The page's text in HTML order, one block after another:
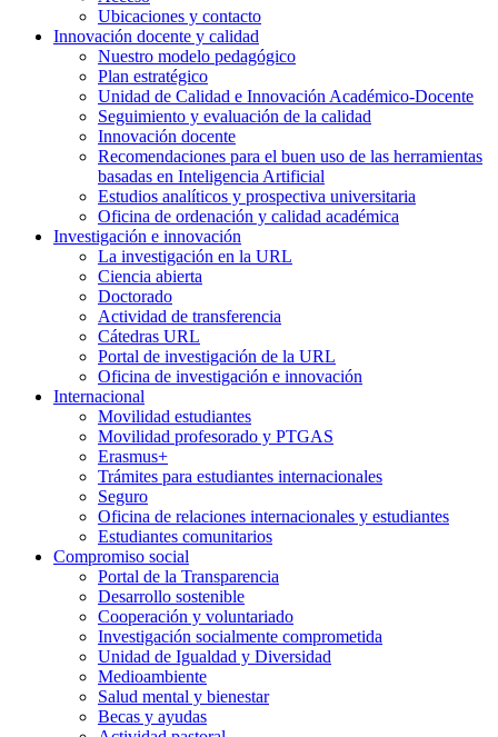
Ubicaciones y contacto
Innovación docente y calidad
Nuestro modelo pedagógico
Plan estratégico
Unidad de Calidad e Innovación Académico-Docente
Seguimiento y evaluación de la calidad
Innovación docente
Recomendaciones para el buen uso de las herramientas
basadas en Inteligencia Artificial
Estudios analíticos y prospectiva universitaria
Oficina de ordenación y calidad académica
Investigación e innovación
La investigación en la URL
Ciencia abierta
Doctorado
Actividad de transferencia
Cátedras URL
Portal de investigación de la URL
Oficina de investigación e innovación
Internacional
Movilidad estudiantes
Movilidad profesorado y PTGAS
Erasmus+
Trámites para estudiantes internacionales
Seguro
Oficina de relaciones internacionales y estudiantes
Estudiantes comunitarios
Compromiso social
Portal de la Transparencia
Desarrollo sostenible
Cooperación y voluntariado
Investigación socialmente comprometida
Unidad de Igualdad y Diversidad
Medioambiente
Salud mental y bienestar
Becas y ayudas